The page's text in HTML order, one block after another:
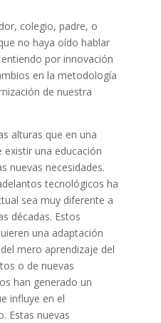
colegio, padre, o
no haya oído hablar
por innovación
en la metodología
de nuestra
alturas que en una
existir una educación
nuevas necesidades.
tecnológicos ha
sea muy diferente a
décadas. Estos
una adaptación
mero aprendizaje del
o de nuevas
han generado un
influye en el
Estas nuevas